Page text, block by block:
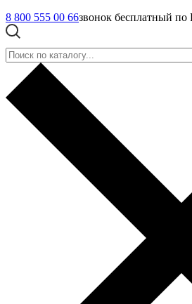
8 800 555 00 66звонок бесплатный